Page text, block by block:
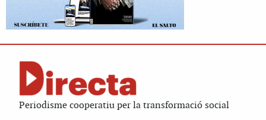
Periodisme cooperatiu per la transformació social